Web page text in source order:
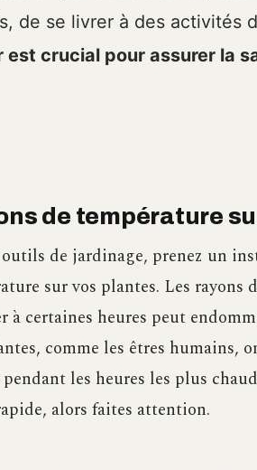
de se livrer à des activités
est crucial pour assurer la
de température
de jardinage, prenez un
sur vos plantes. Les
certaines heures peut
comme les êtres humains,
les heures les plus
alors faites attention.